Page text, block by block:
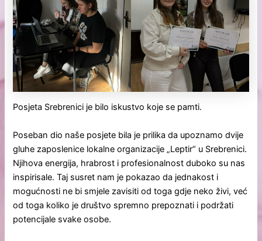
Posjeta Srebrenici je bilo iskustvo koje se pamti.
Poseban dio naše posjete bila je prilika da upoznamo dvije
gluhe zaposlenice lokalne organizacije „Leptir“ u Srebrenici.
Njihova energija, hrabrost i profesionalnost duboko su nas
inspirisale. Taj susret nam je pokazao da jednakost i
mogućnosti ne bi smjele zavisiti od toga gdje neko živi, već
od toga koliko je društvo spremno prepoznati i podržati
potencijale svake osobe.